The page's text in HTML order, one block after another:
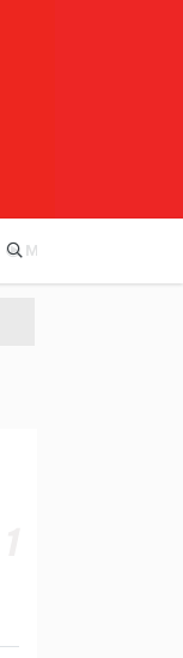
MULTIMEDIA